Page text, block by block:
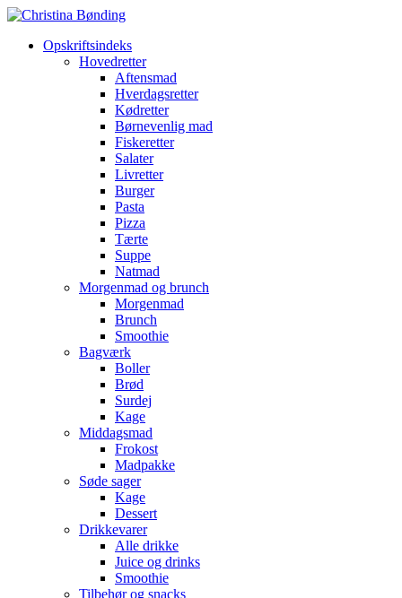
Opskriftsindeks
Hovedretter
Aftensmad
Hverdagsretter
Kødretter
Børnevenlig mad
Fiskeretter
Salater
Livretter
Burger
Pasta
Pizza
Tærte
Suppe
Natmad
Morgenmad og brunch
Morgenmad
Brunch
Smoothie
Bagværk
Boller
Brød
Surdej
Kage
Middagsmad
Frokost
Madpakke
Søde sager
Kage
Dessert
Drikkevarer
Alle drikke
Juice og drinks
Smoothie
Tilbehør og snacks